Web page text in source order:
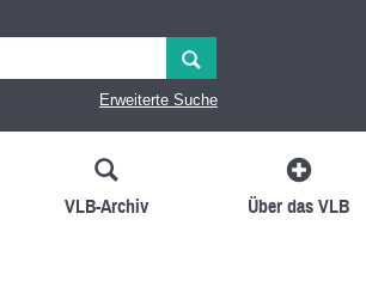
Erweiterte Suche
VLB-Archiv Über das VLB